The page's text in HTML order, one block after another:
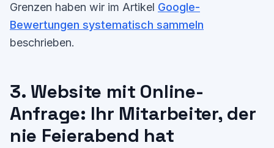
Grenzen haben wir im Artikel Google-
Bewertungen systematisch sammeln
beschrieben.
3. Website mit Online-
Anfrage: Ihr Mitarbeiter, der
nie Feierabend hat